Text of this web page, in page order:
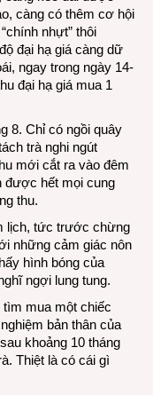
càng có thêm cơ hội
nhựt” thôi
đại hạ giá càng dữ
ngay trong ngày 14-
đại hạ giá mua 1
8. Chỉ có ngồi quây
trà nghi ngút
mới cắt ra vào đêm
được hết mọi cung
thu.
lịch, tức trước chừng
những cảm giác nôn
hình bóng của
ngợi lung tung.
mua một chiếc
bản thân của
khoảng 10 tháng
Thiệt là có cái gì